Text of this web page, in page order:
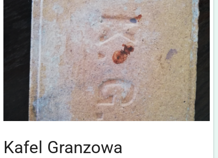
Kafel Granzowa